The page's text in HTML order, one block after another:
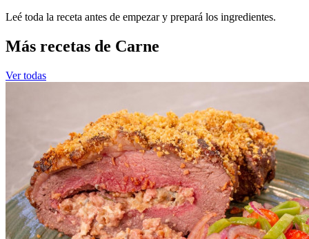
Leé toda la receta antes de empezar y prepará los ingredientes.
Más recetas de Carne
Ver todas